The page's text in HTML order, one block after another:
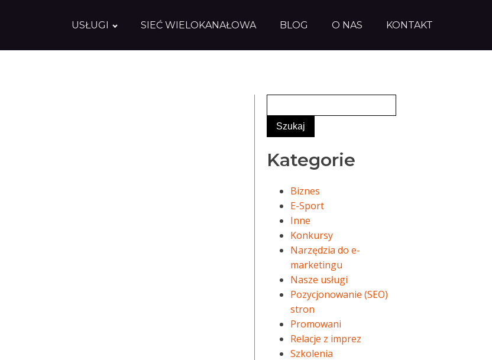
USŁUGI SIEĆ WIELOKANAŁOWA BLOG O NAS KONTAKT
Kategorie
Biznes
E-Sport
Inne
Konkursy
Narzędzia do e-
marketingu
Nasze usługi
Pozycjonowanie (SEO)
stron
Promowani
Relacje z imprez
Szkolenia